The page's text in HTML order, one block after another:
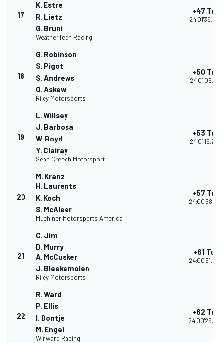
17
K. Estre
R. Lietz
G. Bruni
WeatherTech Racing
+47 Tur
18
G. Robinson
S. Pigot
S. Andrews
O. Askew
Riley Motorsports
+50 Tur
19
L. Willsey
J. Barbosa
W. Boyd
Y. Clairay
Sean Creech Motorsport
+53 Tur
20
M. Kranz
H. Laurents
K. Koch
S. McAleer
Muehlner Motorsports America
+57 Tur
21
C. Jim
D. Murry
A. McCusker
J. Bleekemolen
Riley Motorsports
+61 Tur
22
R. Ward
P. Ellis
I. Dontje
M. Engel
Winward Racing
+62 Tur